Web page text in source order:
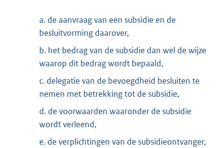
a. de aanvraag van een subsidie en de
besluitvorming daarover,
b. het bedrag van de subsidie dan wel de wijze
waarop dit bedrag wordt bepaald,
c. delegatie van de bevoegdheid besluiten te
nemen met betrekking tot de subsidie,
d. de voorwaarden waaronder de subsidie
wordt verleend,
e. de verplichtingen van de subsidieontvanger,